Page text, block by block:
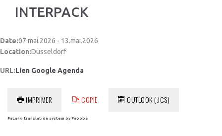
INTERPACK
Date:07.mai.2026 - 13.mai.2026
Location:Düsseldorf
URL:Lien Google Agenda
IMPRIMER COPIE OUTLOOK (.ICS)
FaLang translation system by Faboba